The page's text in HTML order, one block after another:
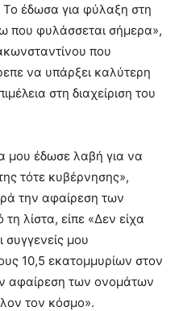
To έδωσα για φύλαξη στη
που φυλάσσεται σήμερα»,
που
να υπάρξει καλύτερη
στη διαχείριση του
μου έδωσε λαβή για να
τότε κυβέρνησης»,
την αφαίρεση των
λίστα, είπε «Δεν είχα
μου
10,5 εκατομμυρίων στον
αφαίρεση των ονομάτων
τον κόσμο».